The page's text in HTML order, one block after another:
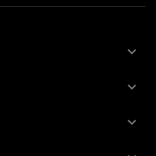


